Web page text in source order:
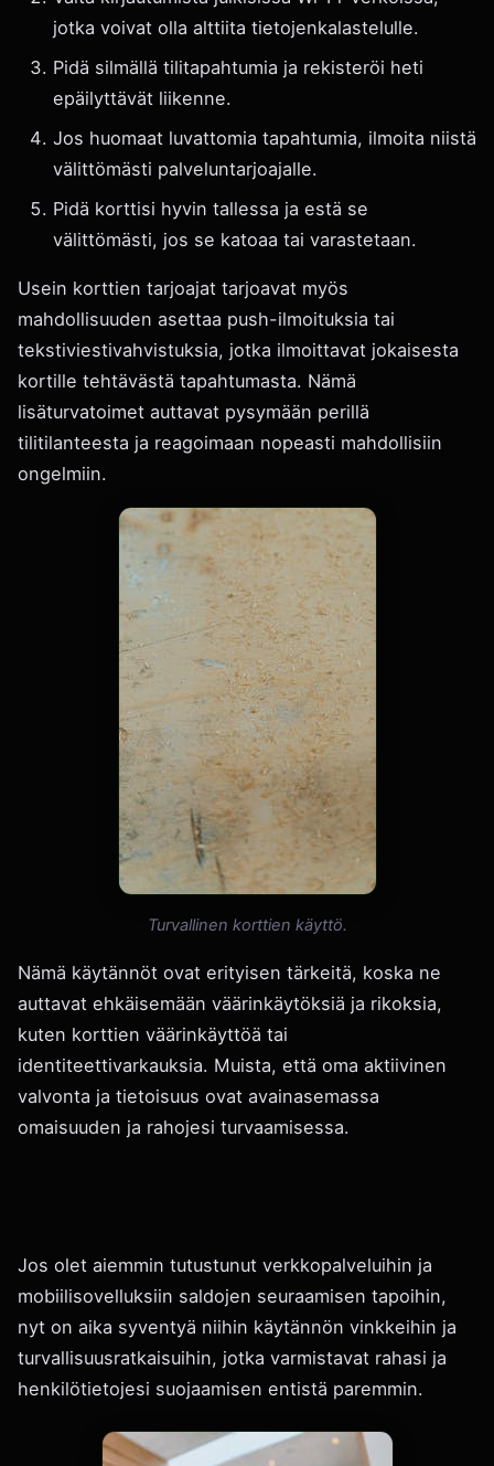
jotka voivat olla alttiita tietojenkalastelulle.
Pidä silmällä tilitapahtumia ja rekisteröi heti
epäilyttävät liikenne.
Jos huomaat luvattomia tapahtumia, ilmoita niistä
välittömästi palveluntarjoajalle.
Pidä korttisi hyvin tallessa ja estä se
välittömästi, jos se katoaa tai varastetaan.
Usein korttien tarjoajat tarjoavat myös
mahdollisuuden asettaa push-ilmoituksia tai
tekstiviestivahvistuksia, jotka ilmoittavat jokaisesta
kortille tehtävästä tapahtumasta. Nämä
lisäturvatoimet auttavat pysymään perillä
tilitilanteesta ja reagoimaan nopeasti mahdollisiin
ongelmiin.
Turvallinen korttien käyttö.
Nämä käytännöt ovat erityisen tärkeitä, koska ne
auttavat ehkäisemään väärinkäytöksiä ja rikoksia,
kuten korttien väärinkäyttöä tai
identiteettivarkauksia. Muista, että oma aktiivinen
valvonta ja tietoisuus ovat avainasemassa
omaisuuden ja rahojesi turvaamisessa.
Jos olet aiemmin tutustunut verkkopalveluihin ja
mobiilisovelluksiin saldojen seuraamisen tapoihin,
nyt on aika syventyä niihin käytännön vinkkeihin ja
turvallisuusratkaisuihin, jotka varmistavat rahasi ja
henkilötietojesi suojaamisen entistä paremmin.